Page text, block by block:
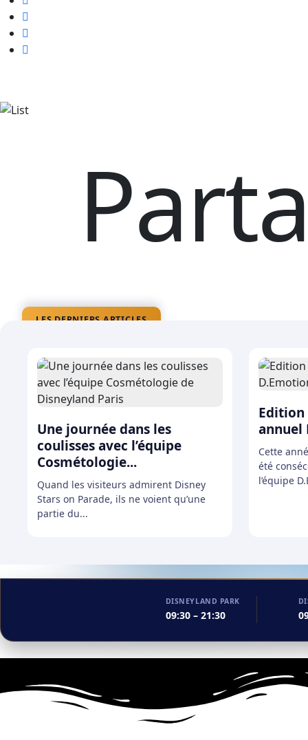
La magie
LES DERNIERS ARTICLES
Une journée dans les
coulisses avec l’équipe
Cosmétologie...
Quand les visiteurs admirent Disney
Stars on Parade, ils ne voient qu’une
partie du...
Edition
annuel
Cette
été
l’équipe
DISNEYLAND PARK
09:30 – 21:30